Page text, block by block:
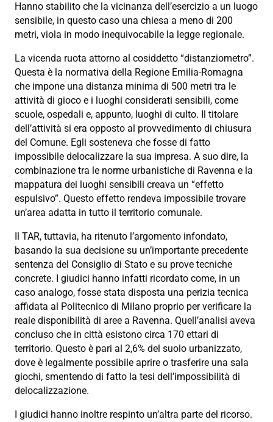
Hanno stabilito che la vicinanza dell’esercizio a un luogo
sensibile, in questo caso una chiesa a meno di 200
metri, viola in modo inequivocabile la legge regionale.
La vicenda ruota attorno al cosiddetto “distanziometro”.
Questa è la normativa della Regione Emilia-Romagna
che impone una distanza minima di 500 metri tra le
attività di gioco e i luoghi considerati sensibili, come
scuole, ospedali e, appunto, luoghi di culto. Il titolare
dell’attività si era opposto al provvedimento di chiusura
del Comune. Egli sosteneva che fosse di fatto
impossibile delocalizzare la sua impresa. A suo dire, la
combinazione tra le norme urbanistiche di Ravenna e la
mappatura dei luoghi sensibili creava un “effetto
espulsivo”. Questo effetto rendeva impossibile trovare
un’area adatta in tutto il territorio comunale.
Il TAR, tuttavia, ha ritenuto l’argomento infondato,
basando la sua decisione su un’importante precedente
sentenza del Consiglio di Stato e su prove tecniche
concrete. I giudici hanno infatti ricordato come, in un
caso analogo, fosse stata disposta una perizia tecnica
affidata al Politecnico di Milano proprio per verificare la
reale disponibilità di aree a Ravenna. Quell’analisi aveva
concluso che in città esistono circa 170 ettari di
territorio. Questo è pari al 2,6% del suolo urbanizzato,
dove è legalmente possibile aprire o trasferire una sala
giochi, smentendo di fatto la tesi dell’impossibilità di
delocalizzazione.
I giudici hanno inoltre respinto un’altra parte del ricorso.